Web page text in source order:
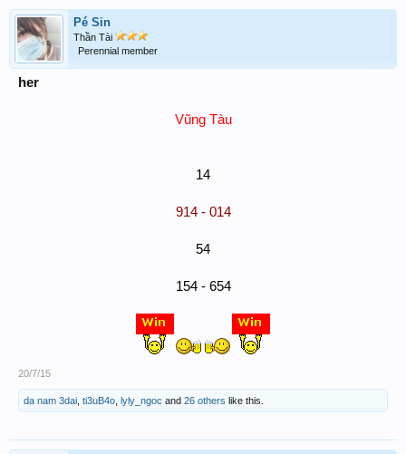
Pé Sin
Thần Tài
Perennial member
her
Vũng Tàu
14
914 - 014
54
154 - 654
20/7/15
da nam 3dai ti3uB4o lyly_ngoc and 26 others like this.